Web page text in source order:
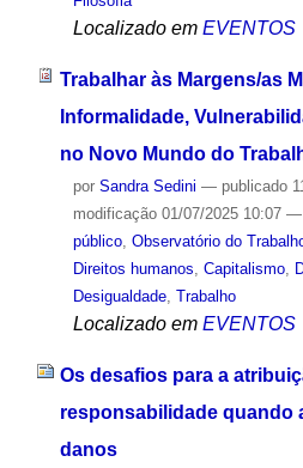
Localizado em EVENTOS
Trabalhar às Margens/as
Informalidade,
no Novo Mundo do
por Sandra Sedini — publicado
modificação01/07/2025 10:07 —
público, Observatório do
Direitos humanos, Capitalismo,
Desigualdade, Trabalho
Localizado em EVENTOS
Os desafios para a
responsabilidade quando
danos